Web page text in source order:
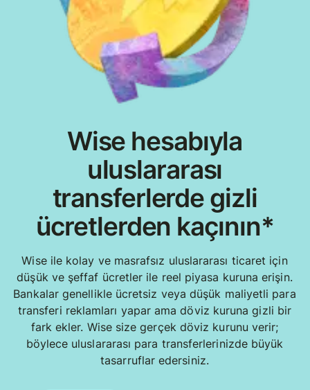
Wise hesabıyla
uluslararası
transferlerde gizli
ücretlerden kaçının*
Wise ile kolay ve masrafsız uluslararası ticaret için
düşük ve şeffaf ücretler ile reel piyasa kuruna erişin.
Bankalar genellikle ücretsiz veya düşük maliyetli para
transferi reklamları yapar ama döviz kuruna gizli bir
fark ekler. Wise size gerçek döviz kurunu verir;
böylece uluslararası para transferlerinizde büyük
tasarruflar edersiniz.